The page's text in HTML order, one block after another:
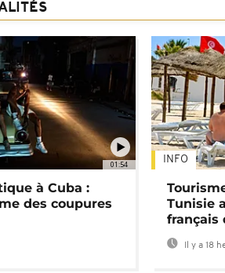
01:54
à Cuba :
des coupures
INFO
Tunisie
français
Il y a 18